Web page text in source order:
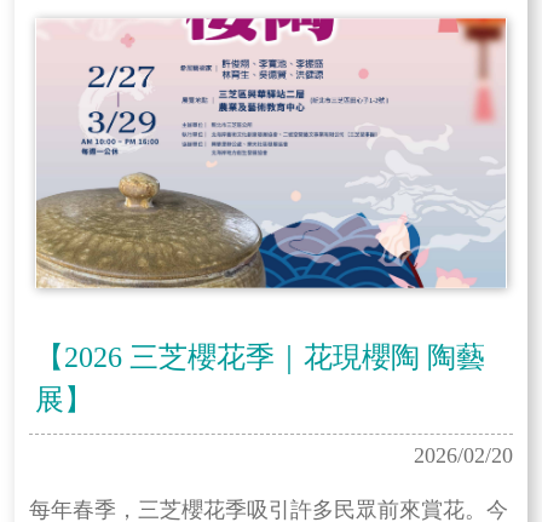
【2026 三芝櫻花季｜花現櫻陶 陶藝
展】
2026/02/20
每年春季，三芝櫻花季吸引許多民眾前來賞花。今